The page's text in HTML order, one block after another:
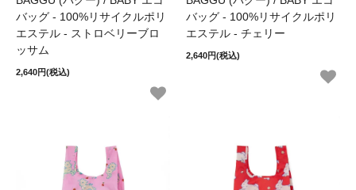
バッグ - 100%リサイクルポリ
エステル - ストロベリーブロ
ッサム
2,640円(税込)
バッグ - 100%リサイクルポリ
エステル - チェリー
2,640円(税込)